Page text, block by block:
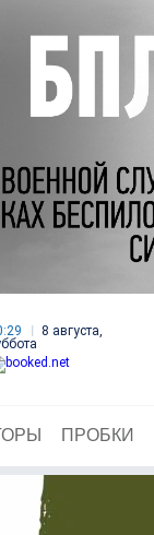
8 августа,
ПРОБКИ